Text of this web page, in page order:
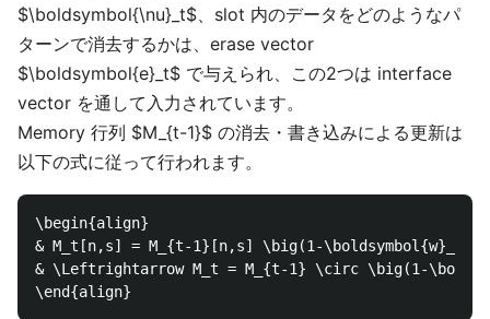
$\boldsymbol{\nu}_t$、slot 内のデータをどのようなパ
ターンで消去するかは、erase vector
$\boldsymbol{e}_t$ で与えられ、この2つは interface
vector を通して入力されています。
Memory 行列 $M_{t-1}$ の消去・書き込みによる更新は
以下の式に従って行われます。
\begin{align}
& M_t[n,s] = M_{t-1}[n,s] \big(1-
& \Leftrightarrow M_t = M_{t-1} \circ \big(1-